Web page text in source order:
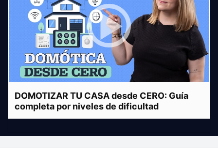
DOMOTIZAR TU CASA desde CERO: Guía
completa por niveles de dificultad